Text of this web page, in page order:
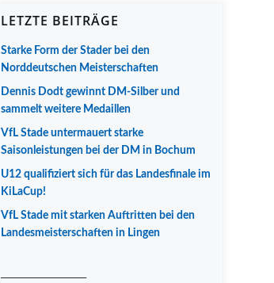
LETZTE BEITRÄGE
Starke Form der Stader bei den
Norddeutschen Meisterschaften
Dennis Dodt gewinnt DM-Silber und
sammelt weitere Medaillen
VfL Stade untermauert starke
Saisonleistungen bei der DM in Bochum
U12 qualifiziert sich für das Landesfinale im
KiLaCup!
VfL Stade mit starken Auftritten bei den
Landesmeisterschaften in Lingen